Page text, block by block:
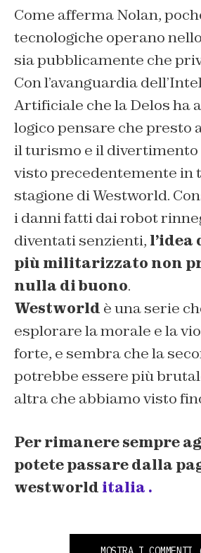
Come afferma Nolan,
tecnologiche operano
sia pubblicamente che
Con l’avanguardia
Artificiale che la Delos ha
logico pensare che presto
il turismo e il divertimento
visto precedentemente in
stagione di Westworld.
i danni fatti dai robot
diventati senzienti, l’idea
più militarizzato non
nulla di buono.
Westworld è una serie
esplorare la morale e la
forte, e sembra che la
potrebbe essere più
altra che abbiamo visto
Per rimanere sempre
potete passare dalla
westworld italia .